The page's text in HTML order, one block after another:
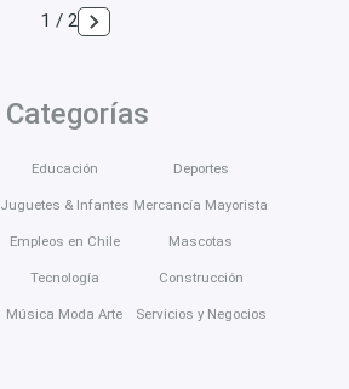
1 / 2
Categorías
Educación
Juguetes & Infantes
Empleos en Chile
Tecnología
Música Moda Arte
Deportes
Mercancía Mayorista
Mascotas
Construcción
Servicios y Negocios